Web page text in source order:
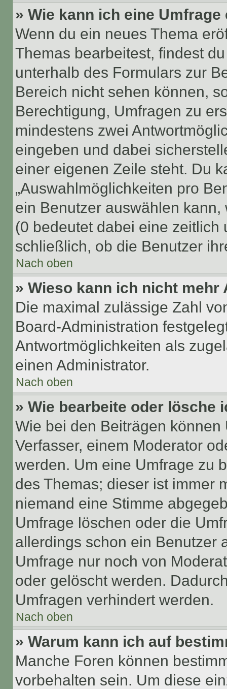
» Wie kann ich eine
Wenn du ein neues Thema
Themas bearbeitest, findest
unterhalb des Formulars zur
Bereich nicht sehen können,
Berechtigung, Umfragen zu
mindestens zwei
eingeben und dabei
einer eigenen Zeile steht. Du
„Auswahlmöglichkeiten pro
ein Benutzer auswählen
(0 bedeutet dabei eine
schließlich, ob die Benutzer
Nach oben
» Wieso kann ich nicht
Die maximal zulässige Zahl
Board-Administration
Antwortmöglichkeiten als
einen Administrator.
Nach oben
» Wie bearbeite oder lösche
Wie bei den Beiträgen
Verfasser, einem Moderator
werden. Um eine Umfrage zu
des Themas; dieser ist immer
niemand eine Stimme
Umfrage löschen oder die
allerdings schon ein Benutzer
Umfrage nur noch von
oder gelöscht werden.
Umfragen verhindert werden.
Nach oben
» Warum kann ich auf
Manche Foren können
vorbehalten sein. Um diese